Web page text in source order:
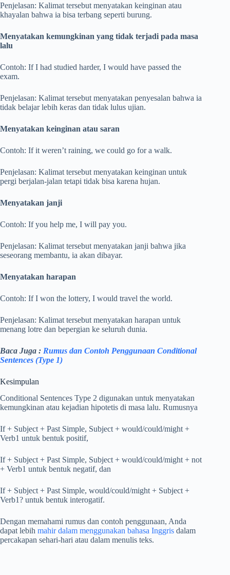
Penjelasan: Kalimat tersebut menyatakan keinginan atau
khayalan bahwa ia bisa terbang seperti burung.
Menyatakan kemungkinan yang tidak terjadi pada masa
lalu
Contoh: If I had studied harder, I would have passed the
exam.
Penjelasan: Kalimat tersebut menyatakan penyesalan bahwa ia
tidak belajar lebih keras dan tidak lulus ujian.
Menyatakan keinginan atau saran
Contoh: If it weren’t raining, we could go for a walk.
Penjelasan: Kalimat tersebut menyatakan keinginan untuk
pergi berjalan-jalan tetapi tidak bisa karena hujan.
Menyatakan janji
Contoh: If you help me, I will pay you.
Penjelasan: Kalimat tersebut menyatakan janji bahwa jika
seseorang membantu, ia akan dibayar.
Menyatakan harapan
Contoh: If I won the lottery, I would travel the world.
Penjelasan: Kalimat tersebut menyatakan harapan untuk
menang lotre dan bepergian ke seluruh dunia.
Baca Juga : Rumus dan Contoh Penggunaan Conditional
Sentences (Type 1)
Kesimpulan
Conditional Sentences Type 2 digunakan untuk menyatakan
kemungkinan atau kejadian hipotetis di masa lalu. Rumusnya
If + Subject + Past Simple, Subject + would/could/might +
Verb1 untuk bentuk positif,
If + Subject + Past Simple, Subject + would/could/might + not
+ Verb1 untuk bentuk negatif, dan
If + Subject + Past Simple, would/could/might + Subject +
Verb1? untuk bentuk interogatif.
Dengan memahami rumus dan contoh penggunaan, Anda
dapat lebih mahir dalam menggunakan bahasa Inggris dalam
percakapan sehari-hari atau dalam menulis teks.